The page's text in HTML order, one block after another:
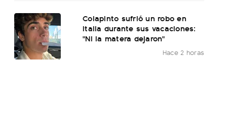
Colapinto sufrió un robo en
Italia durante sus vacaciones:
"Ni la matera dejaron"
Hace 2 horas